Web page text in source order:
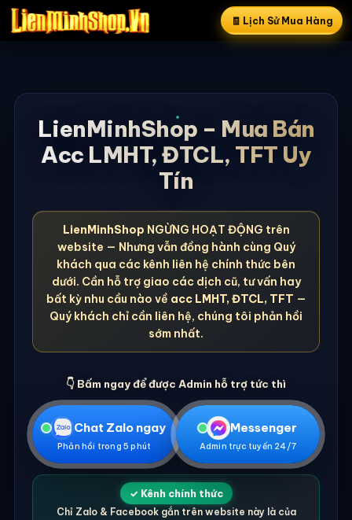
🧾 Lịch Sử Mua Hàng
LienMinhShop – Mua Bán
Acc LMHT, ĐTCL, TFT Uy
Tín
LienMinhShop NGỪNG HOẠT ĐỘNG trên
website — Nhưng vẫn đồng hành cùng Quý
khách qua các kênh liên hệ chính thức bên
dưới. Cần hỗ trợ giao các dịch cũ, tư vấn hay
bất kỳ nhu cầu nào về acc LMHT, ĐTCL, TFT —
Quý khách chỉ cần liên hệ, chúng tôi phản hồi
sớm nhất.
👇 Bấm ngay để được Admin hỗ trợ tức thì
Chat Zalo ngay
Phản hồi trong 5 phút
Messenger
Admin trực tuyến 24/7
✓ Kênh chính thức
Chỉ Zalo & Facebook gắn trên website này là của